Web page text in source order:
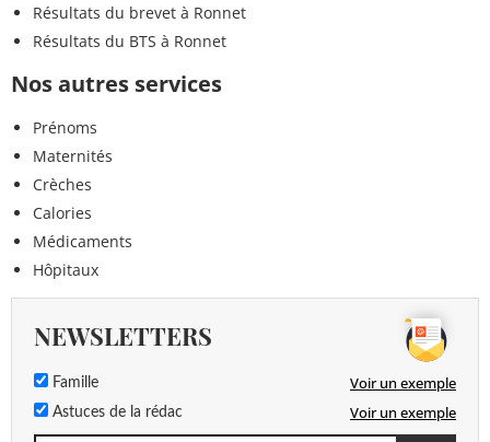
Résultats du brevet à Ronnet
Résultats du BTS à Ronnet
Nos autres services
Prénoms
Maternités
Crèches
Calories
Médicaments
Hôpitaux
NEWSLETTERS
Famille Voir un exemple
Astuces de la rédac Voir un exemple